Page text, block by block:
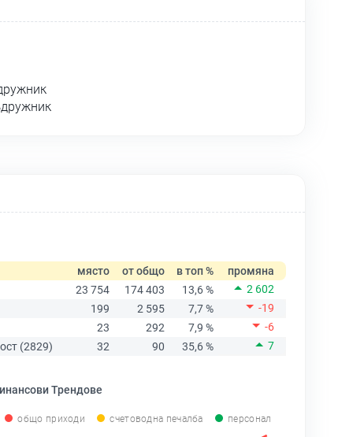
място от общо в топ %
промяна
23 754
174 403 13,6 %
2 602
199
2 595 7,7 %
-19
23
292 7,9 %
-6
(2829)
32 90 35,6 % 7
Трендове
общо приходи счетоводна печалба персонал